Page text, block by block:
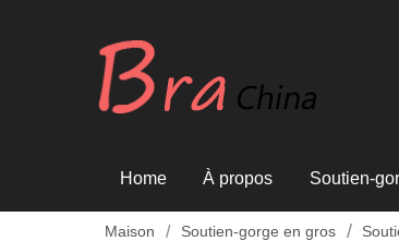
Home À propos Soutien-
Maison Soutien-gorge en gros